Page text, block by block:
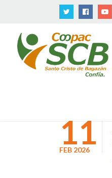
11
FEB 2026